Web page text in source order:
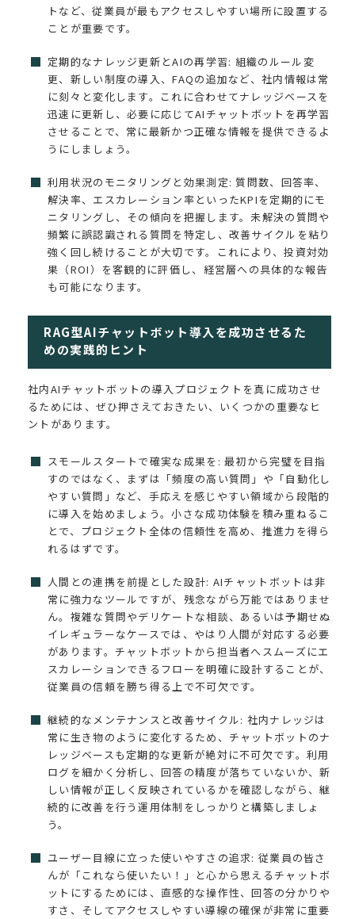
トなど、従業員が最もアクセスしやすい場所に設置する
ことが重要です。
定期的なナレッジ更新とAIの再学習: 組織のルール変
更、新しい制度の導入、FAQの追加など、社内情報は常
に刻々と変化します。これに合わせてナレッジベースを
迅速に更新し、必要に応じてAIチャットボットを再学習
させることで、常に最新かつ正確な情報を提供できるよ
うにしましょう。
利用状況のモニタリングと効果測定: 質問数、回答率、
解決率、エスカレーション率といったKPIを定期的にモ
ニタリングし、その傾向を把握します。未解決の質問や
頻繁に誤認識される質問を特定し、改善サイクルを粘り
強く回し続けることが大切です。これにより、投資対効
果（ROI）を客観的に評価し、経営層への具体的な報告
も可能になります。
RAG型AIチャットボット導入を成功させるた
めの実践的ヒント
社内AIチャットボットの導入プロジェクトを真に成功させ
るためには、ぜひ押さえておきたい、いくつかの重要なヒ
ントがあります。
スモールスタートで確実な成果を: 最初から完璧を目指
すのではなく、まずは「頻度の高い質問」や「自動化し
やすい質問」など、手応えを感じやすい領域から段階的
に導入を始めましょう。小さな成功体験を積み重ねるこ
とで、プロジェクト全体の信頼性を高め、推進力を得ら
れるはずです。
人間との連携を前提とした設計: AIチャットボットは非
常に強力なツールですが、残念ながら万能ではありませ
ん。複雑な質問やデリケートな相談、あるいは予期せぬ
イレギュラーなケースでは、やはり人間が対応する必要
があります。チャットボットから担当者へスムーズにエ
スカレーションできるフローを明確に設計することが、
従業員の信頼を勝ち得る上で不可欠です。
継続的なメンテナンスと改善サイクル: 社内ナレッジは
常に生き物のように変化するため、チャットボットのナ
レッジベースも定期的な更新が絶対に不可欠です。利用
ログを細かく分析し、回答の精度が落ちていないか、新
しい情報が正しく反映されているかを確認しながら、継
続的に改善を行う運用体制をしっかりと構築しましょ
う。
ユーザー目線に立った使いやすさの追求: 従業員の皆さ
んが「これなら使いたい！」と心から思えるチャットボ
ットにするためには、直感的な操作性、回答の分かりや
すさ、そしてアクセスしやすい導線の確保が非常に重要